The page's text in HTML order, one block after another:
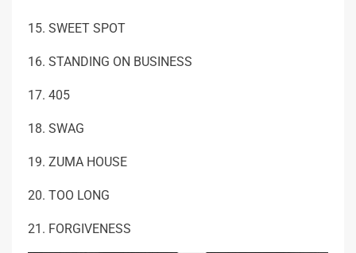
15. SWEET SPOT
16. STANDING ON BUSINESS
17. 405
18. SWAG
19. ZUMA HOUSE
20. TOO LONG
21. FORGIVENESS